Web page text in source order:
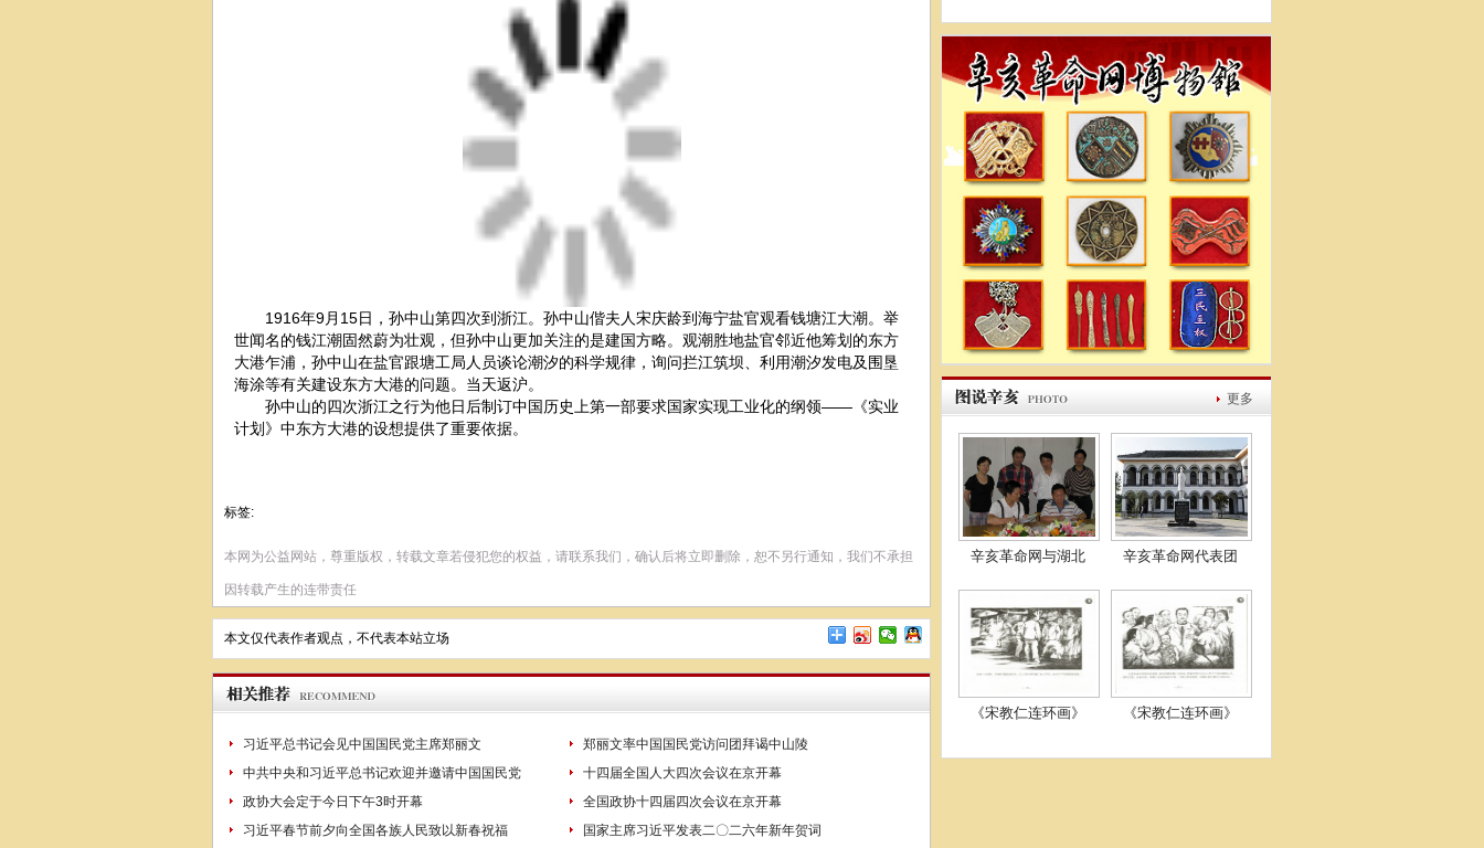
1916年9月15日，孙中山第四次到浙江。孙中山偕夫人宋庆龄到海宁盐官观看钱塘江大潮。举
世闻名的钱江潮固然蔚为壮观，但孙中山更加关注的是建国方略。观潮胜地盐官邻近他筹划的东方
大港乍浦，孙中山在盐官跟塘工局人员谈论潮汐的科学规律，询问拦江筑坝、利用潮汐发电及围垦
海涂等有关建设东方大港的问题。当天返沪。
孙中山的四次浙江之行为他日后制订中国历史上第一部要求国家实现工业化的纲领——《实业
计划》中东方大港的设想提供了重要依据。
标签:
本网为公益网站，尊重版权，转载文章若侵犯您的权益，请联系我们，确认后将立即删除，恕不另行通知，我们不承担
因转载产生的连带责任
本文仅代表作者观点，不代表本站立场
习近平总书记会见中国国民党主席郑丽文
郑丽文率中国国民党访问团拜谒中山陵
中共中央和习近平总书记欢迎并邀请中国国民党
十四届全国人大四次会议在京开幕
政协大会定于今日下午3时开幕
全国政协十四届四次会议在京开幕
习近平春节前夕向全国各族人民致以新春祝福
国家主席习近平发表二〇二六年新年贺词
更多
辛亥革命网与湖北 辛亥革命网代表团
《宋教仁连环画》 《宋教仁连环画》